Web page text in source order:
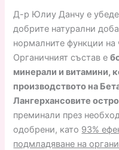
Д-р Юлиу Данчу е
добрите натурални
нормалните функции на
Органичният състав е
минерали и витамини,
производството на
Лангерхансовите
преминали през
одобрени, като 93%
подмладяване на